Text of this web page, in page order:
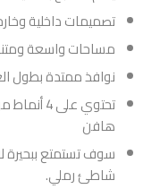
تصميمات داخلية
مساحات واسعة
نوافذ ممتدة بطول
تحتوي
هافن
شاطئ رملي.